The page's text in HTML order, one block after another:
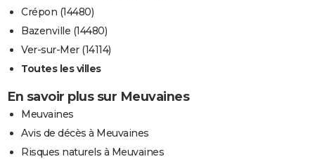
Crépon (14480)
Bazenville (14480)
Ver-sur-Mer (14114)
Toutes les villes
En savoir plus sur Meuvaines
Meuvaines
Avis de décès à Meuvaines
Risques naturels à Meuvaines